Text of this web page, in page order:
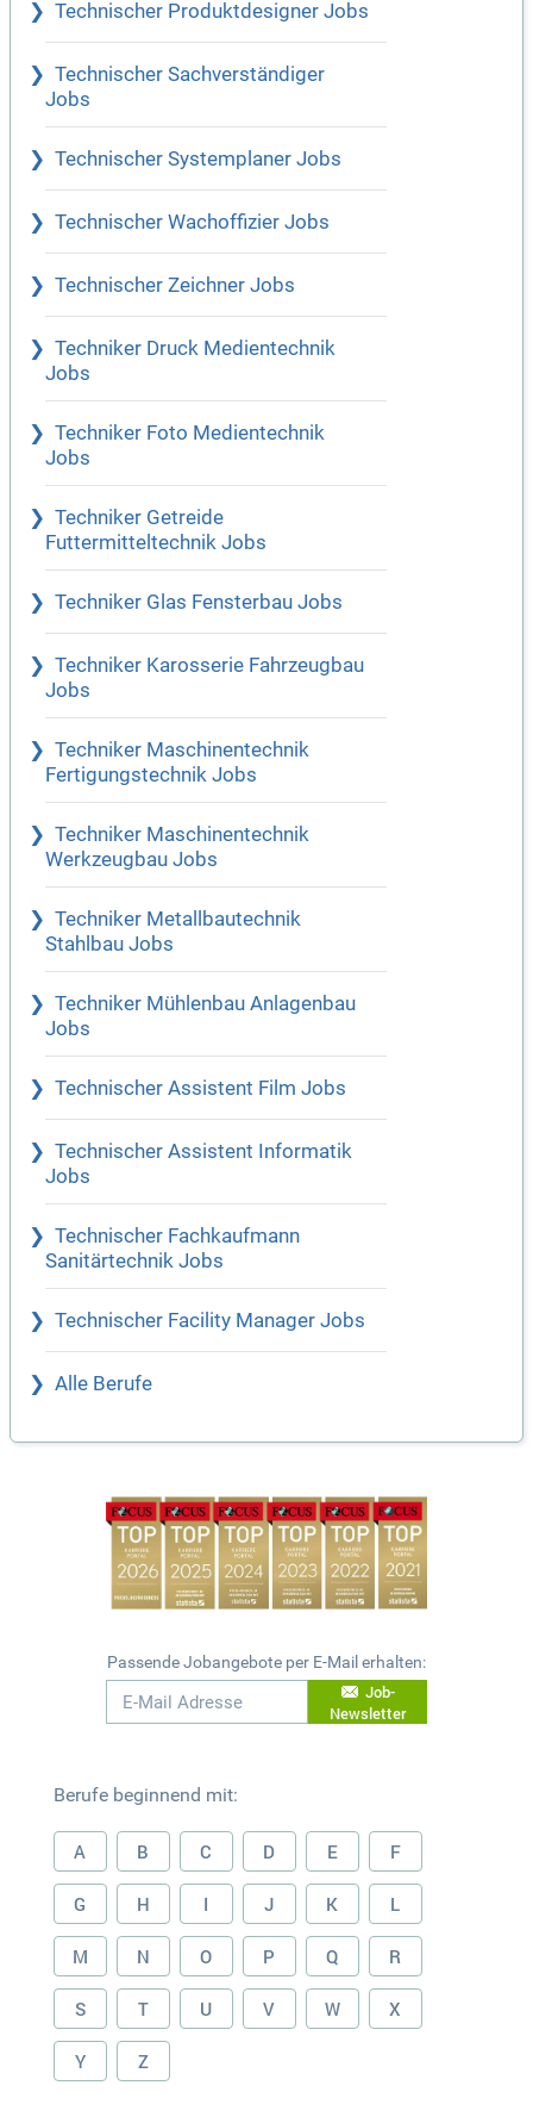
Technischer Produktdesigner Jobs
Technischer Sachverständiger
Jobs
Technischer Systemplaner Jobs
Technischer Wachoffizier Jobs
Technischer Zeichner Jobs
Techniker Druck Medientechnik
Jobs
Techniker Foto Medientechnik
Jobs
Techniker Getreide
Futtermitteltechnik Jobs
Techniker Glas Fensterbau Jobs
Techniker Karosserie Fahrzeugbau
Jobs
Techniker Maschinentechnik
Fertigungstechnik Jobs
Techniker Maschinentechnik
Werkzeugbau Jobs
Techniker Metallbautechnik
Stahlbau Jobs
Techniker Mühlenbau Anlagenbau
Jobs
Technischer Assistent Film Jobs
Technischer Assistent Informatik
Jobs
Technischer Fachkaufmann
Sanitärtechnik Jobs
Technischer Facility Manager Jobs
Alle Berufe
Passende Jobangebote per E-Mail erhalten:
Job-
Newsletter
Berufe beginnend mit:
A B C D E F
G H I J K L
M N O P Q R
S T U V W X
Y Z